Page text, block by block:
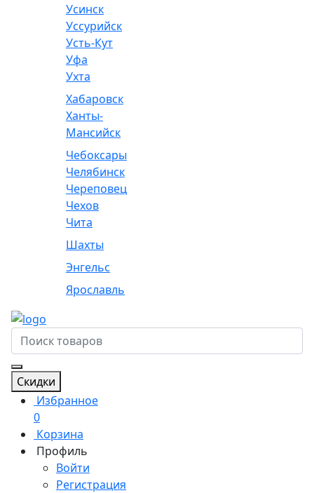
Усинск
Уссурийск
Усть-Кут
Уфа
Ухта
Хабаровск
Ханты-
Мансийск
Чебоксары
Челябинск
Череповец
Чехов
Чита
Шахты
Энгельс
Ярославль
Скидки
Избранное
0
Корзина
Профиль
Войти
Регистрация